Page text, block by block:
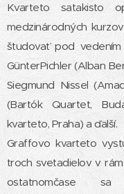
Kvarteto satakisto
medzinárodných
študovať pod
GünterPichler (Alban
Siegmund Nissel
(Bartók Quartet,
kvarteto, Praha) a ďalší.
Graffovo kvarteto
troch svetadielov v
ostatnomčase